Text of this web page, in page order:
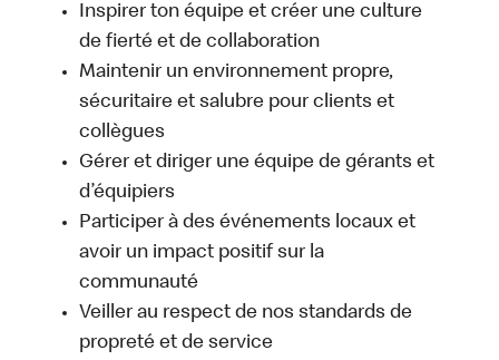
Inspirer ton équipe et créer une culture
de fierté et de collaboration
Maintenir un environnement propre,
sécuritaire et salubre pour clients et
collègues
Gérer et diriger une équipe de gérants et
d’équipiers
Participer à des événements locaux et
avoir un impact positif sur la
communauté
Veiller au respect de nos standards de
propreté et de service